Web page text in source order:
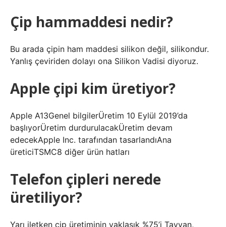
Çip hammaddesi nedir?
Bu arada çipin ham maddesi silikon değil, silikondur.
Yanlış çeviriden dolayı ona Silikon Vadisi diyoruz.
Apple çipi kim üretiyor?
Apple A13Genel bilgilerÜretim 10 Eylül 2019’da
başlıyorÜretim durdurulacakÜretim devam
edecekApple Inc. tarafından tasarlandıAna
üreticiTSMC8 diğer ürün hatları
Telefon çipleri nerede
üretiliyor?
Yarı iletken çip üretiminin yaklaşık %75’i Tayvan,